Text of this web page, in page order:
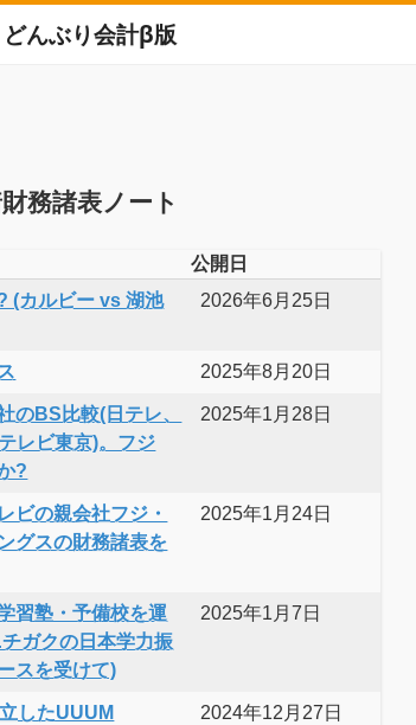
んぶり会計β版
務諸表ノート
公開日
(カルビー vs 湖池
2026年6月25日
2025年8月20日
のBS比較(日テレ、
レビ東京)。フジ
?
2025年1月28日
ビの親会社フジ・
グスの財務諸表を
2025年1月24日
習塾・予備校を運
ガクの日本学力振
スを受けて)
2025年1月7日
したUUUM 2024年12月27日